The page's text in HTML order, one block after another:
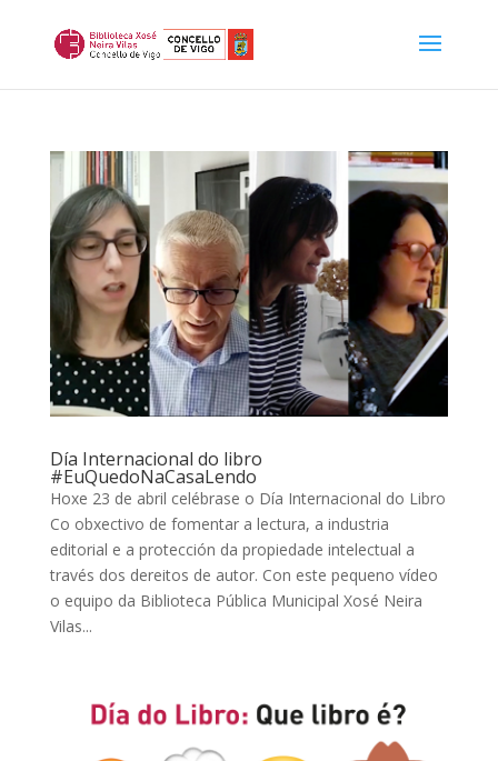
Día Internacional do libro
#EuQuedoNaCasaLendo
Hoxe 23 de abril celébrase o Día Internacional do Libro
Co obxectivo de fomentar a lectura, a industria
editorial e a protección da propiedade intelectual a
través dos dereitos de autor. Con este pequeno vídeo
o equipo da Biblioteca Pública Municipal Xosé Neira
Vilas...